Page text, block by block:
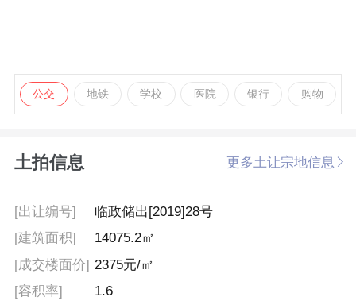
公交 地铁 学校 医院 银行 购物
土拍信息 更多土让宗地信息
[出让编号]
临政储出[2019]28号
[建筑面积]
14075.2㎡
[成交楼面价] 2375元/㎡
[容积率]
1.6